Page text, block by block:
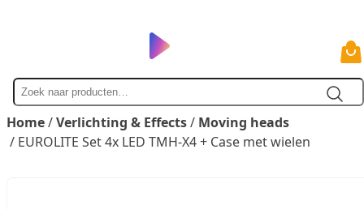
Zoek
naar
Home/Verlichting & Effects/ Moving heads
/ EUROLITE Set 4x LED TMH-X4 + Case met wielen